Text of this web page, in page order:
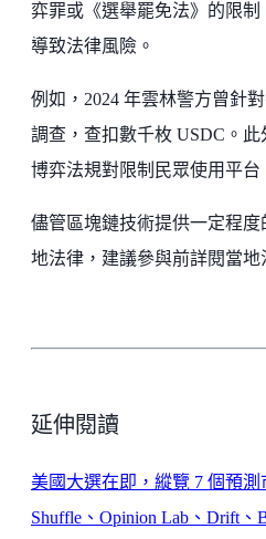
弈罪或《選舉罷免法》的限
導致法律風險。
例如，2024 年雲林警方曾針
調查，查扣數千枚 USDC。
博弈法規對限制民眾使用平台
儘管區塊鏈技術提供一定程
地法律，建議參與前詳閱當
延伸閱讀
美國大選在即，縱覽 7 個預測
Shuffle、Opinion Lab、Drift、